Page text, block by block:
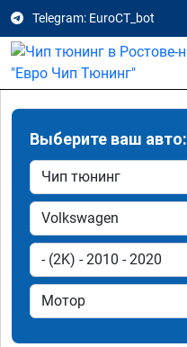
Telegram: EuroCT_bot
Выберите ваш авто: